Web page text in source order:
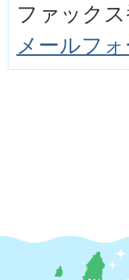
ファック
メールフ